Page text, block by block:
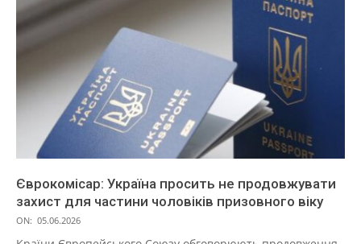
Єврокомісар: Україна просить не продовжувати
захист для частини чоловіків призовного віку
ON: 05.06.2026